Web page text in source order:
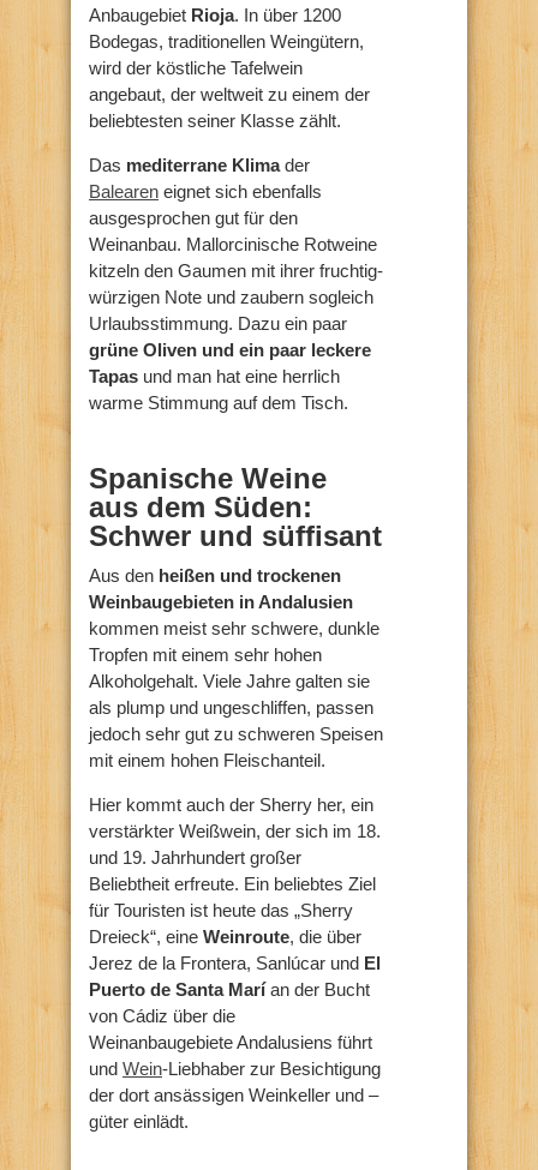
Anbaugebiet Rioja. In über 1200
Bodegas, traditionellen Weingütern,
wird der köstliche Tafelwein
angebaut, der weltweit zu einem der
beliebtesten seiner Klasse zählt.
Das mediterrane Klimader
Balearen eignet sich ebenfalls
ausgesprochen gut für den
Weinanbau. Mallorcinische Rotweine
kitzeln den Gaumen mit ihrer fruchtig-
würzigen Note und zaubern sogleich
Urlaubsstimmung. Dazu ein paar
grüne Oliven und ein paar leckere
Tapas und man hat eine herrlich
warme Stimmung auf dem Tisch.
Spanische Weine
aus dem Süden:
Schwer und süffisant
Aus den heißen und trockenen
Weinbaugebieten in Andalusien
kommen meist sehr schwere, dunkle
Tropfen mit einem sehr hohen
Alkoholgehalt. Viele Jahre galten sie
als plump und ungeschliffen, passen
jedoch sehr gut zu schweren Speisen
mit einem hohen Fleischanteil.
Hier kommt auch der Sherry her, ein
verstärkter Weißwein, der sich im 18.
und 19. Jahrhundert großer
Beliebtheit erfreute. Ein beliebtes Ziel
für Touristen ist heute das „Sherry
Dreieck“, eine Weinroute, die über
Jerez de la Frontera, Sanlúcar und El
Puerto de Santa Marían der Bucht
von Cádiz über die
Weinanbaugebiete Andalusiens führt
und Wein-Liebhaber zur Besichtigung
der dort ansässigen Weinkeller und –
güter einlädt.